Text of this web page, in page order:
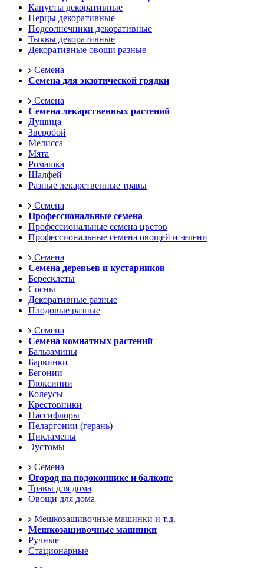
Капусты декоративные
Перцы декоративные
Подсолнечники декоративные
Тыквы декоративные
Декоративные овощи разные
Семена
Семена для экзотической грядки
Семена
Семена лекарственных растений
Душица
Зверобой
Мелисса
Мята
Ромашка
Шалфей
Разные лекарственные травы
Семена
Профессиональные семена
Профессиональные семена цветов
Профессиональные семена овощей и зелени
Семена
Семена деревьев и кустарников
Бересклеты
Сосны
Декоративные разные
Плодовые разные
Семена
Семена комнатных растений
Бальзамины
Барвинки
Бегонии
Глоксинии
Колеусы
Крестовники
Пассифлоры
Пеларгонии (герань)
Цикламены
Эустомы
Семена
Огород на подоконнике и балконе
Травы для дома
Овощи для дома
Мешкозашивочные машинки и т.д.
Мешкозашивочные машинки
Ручные
Стационарные